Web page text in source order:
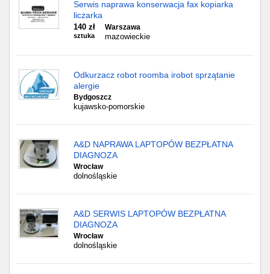
Serwis naprawa konserwacja fax kopiarka
liczarka
140 zł
sztuka
Warszawa
mazowieckie
Odkurzacz robot roomba irobot sprzątanie
alergie
Bydgoszcz
kujawsko-pomorskie
A&D NAPRAWA LAPTOPÓW BEZPŁATNA
DIAGNOZA
Wrocław
dolnośląskie
A&D SERWIS LAPTOPÓW BEZPŁATNA
DIAGNOZA
Wrocław
dolnośląskie